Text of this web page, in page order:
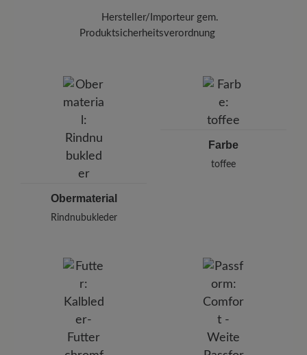
Hersteller/Importeur gem.
Produktsicherheitsverordnung
Pleidelsheimer Str. 15/1, 74321 Bietigheim-Bissingen,
E-mail:
kundenbetreuung@baer-schuhe.de
Obermaterial
Rindnubukleder
Farbe
toffee